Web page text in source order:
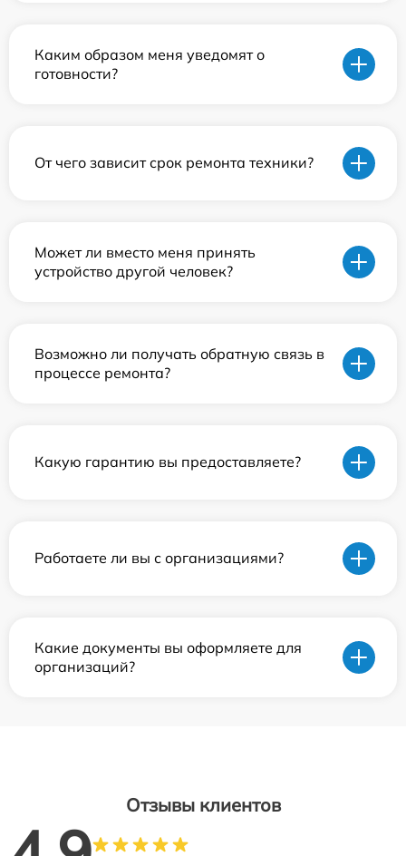
Каким образом меня уведомят о
готовности?
От чего зависит срок ремонта техники?
Может ли вместо меня принять
устройство другой человек?
Возможно ли получать обратную связь в
процессе ремонта?
Какую гарантию вы предоставляете?
Работаете ли вы с организациями?
Какие документы вы оформляете для
организаций?
Отзывы клиентов